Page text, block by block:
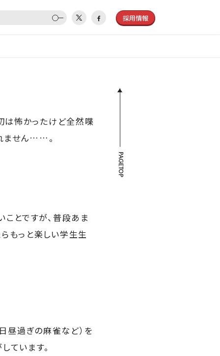
採用情報
は怖かったけど全然喋
ません……。
とですが、普段あま
もっと楽しい学生生
昼過ぎの麻雀など）を
ています。
PAGETOP